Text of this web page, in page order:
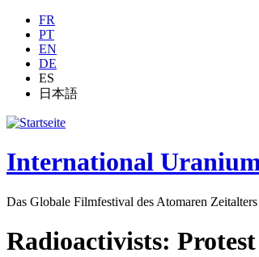
Jump to navigation
FR
PT
EN
DE
ES
日本語
International
Das Globale Filmfestival des Atomaren Zeitalters
Radioactivists: